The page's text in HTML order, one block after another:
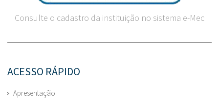
Consulte o cadastro da instituição no sistema e-Mec
ACESSO RÁPIDO
Apresentação